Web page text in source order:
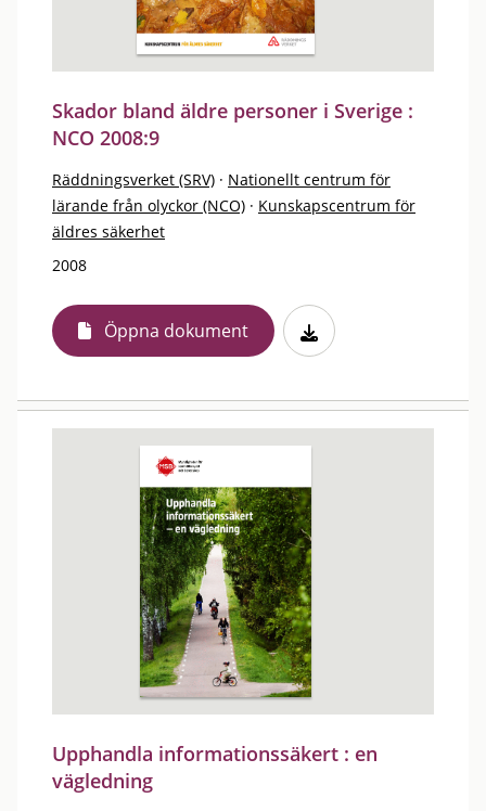
Skador bland äldre personer i Sverige :
NCO 2008:9
Räddningsverket (SRV) · Nationellt centrum för
lärande från olyckor (NCO) · Kunskapscentrum för
äldres säkerhet
2008
Öppna dokument
Upphandla informationssäkert : en
vägledning